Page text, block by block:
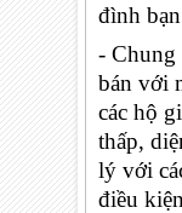
đình bạn
-
bán với
các hộ
thấp,
lý với
điều